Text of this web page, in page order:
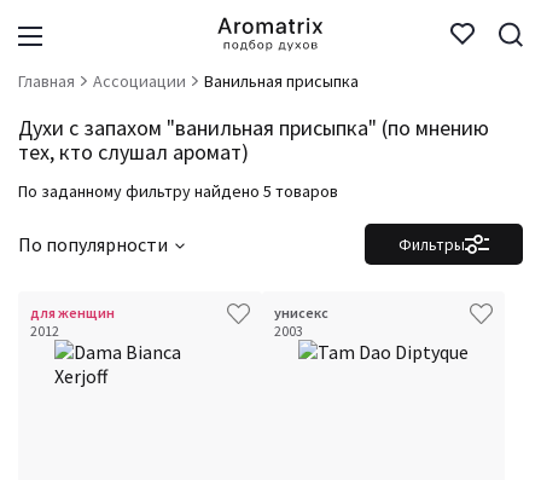
Главная Ассоциации Ванильная присыпка
Духи с запахом "ванильная присыпка" (по мнению
тех, кто слушал аромат)
По заданному фильтру найдено 5 товаров
Фильтры
По популярности
для женщин
2012
унисекс
2003